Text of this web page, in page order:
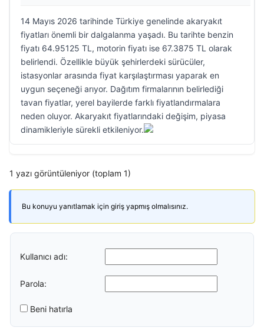
14 Mayıs 2026 tarihinde Türkiye genelinde akaryakıt
fiyatları önemli bir dalgalanma yaşadı. Bu tarihte benzin
fiyatı 64.95125 TL, motorin fiyatı ise 67.3875 TL olarak
belirlendi. Özellikle büyük şehirlerdeki sürücüler,
istasyonlar arasında fiyat karşılaştırması yaparak en
uygun seçeneği arıyor. Dağıtım firmalarının belirlediği
tavan fiyatlar, yerel bayilerde farklı fiyatlandırmalara
neden oluyor. Akaryakıt fiyatlarındaki değişim, piyasa
dinamikleriyle sürekli etkileniyor.
1 yazı görüntüleniyor (toplam 1)
Bu konuyu yanıtlamak için giriş yapmış olmalısınız.
Kullanıcı adı:
Parola:
Beni hatırla